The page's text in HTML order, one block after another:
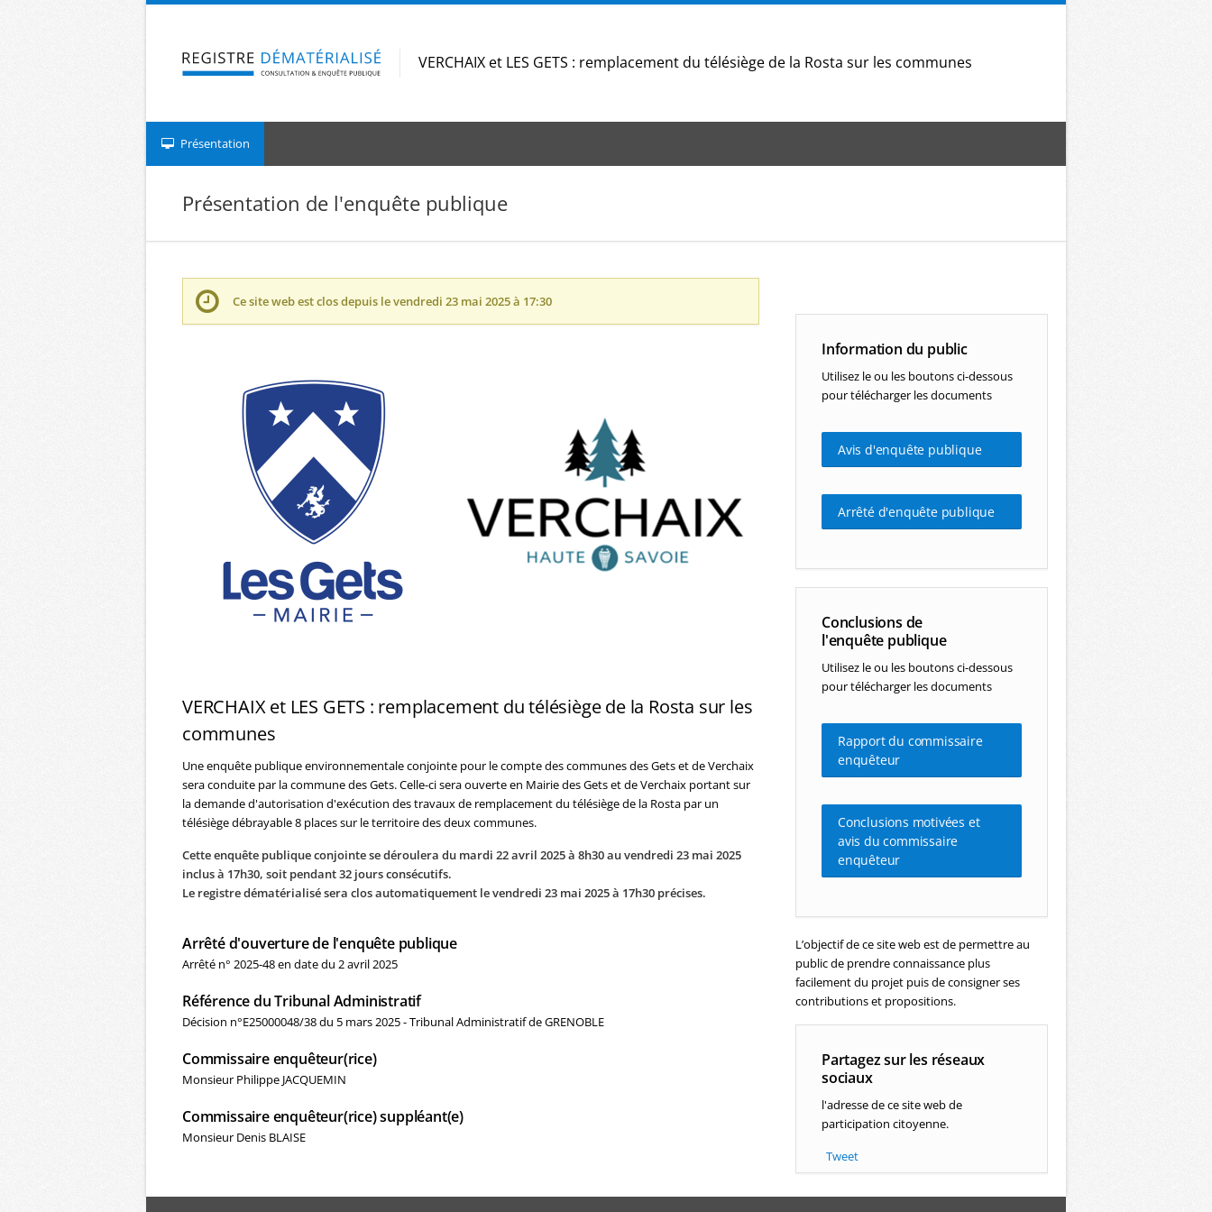
Aller au contenu
VERCHAIX et LES GETS : remplacement du télésiège de la Rosta sur les communes
Présentation
Présentation de l'enquête publique
Ce site web est clos depuis levendredi 23 mai 2025 à 17:30
VERCHAIX et LES GETS : remplacement du télésiège de la Rosta sur les
communes
Une enquête publique environnementale conjointe pour le compte des communes des Gets et de Verchaix
sera conduite par la commune des Gets. Celle-ci sera ouverte en Mairie des Gets et de Verchaix portant sur
la demande d'autorisation d'exécution des travaux de remplacement du télésiège de la Rosta par un
télésiège débrayable 8 places sur le territoire des deux communes.
Cette enquête publique conjointe se déroulera du mardi 22 avril 2025 à 8h30 au vendredi 23 mai 2025
inclus à 17h30, soit pendant 32 jours consécutifs.
Le registre dématérialisé sera clos automatiquement le vendredi 23 mai 2025 à 17h30 précises.
Arrêté d'ouverture de l'enquête publique
Arrêté n° 2025-48 en date du 2 avril 2025
Référence du Tribunal Administratif
Décision n°E25000048/38 du 5 mars 2025 - Tribunal Administratif de GRENOBLE
Commissaire enquêteur(rice)
Monsieur Philippe JACQUEMIN
Commissaire enquêteur(rice) suppléant(e)
Monsieur Denis BLAISE
Information du public
Utilisez le ou les boutons ci-dessous
pour télécharger les documents
Avis d'enquête publique
Arrêté d'enquête publique
Conclusions de
l'enquête publique
Utilisez le ou les boutons ci-dessous
pour télécharger les documents
Rapport du commissaire
enquêteur
Conclusions motivées et
avis du commissaire
enquêteur
L’objectif de ce site web est de permettre au
public de prendre connaissance plus
facilement du projet puis de consigner ses
contributions et propositions.
Partagez sur les réseaux
sociaux
l'adresse de ce site web de
participation citoyenne.
Tweet